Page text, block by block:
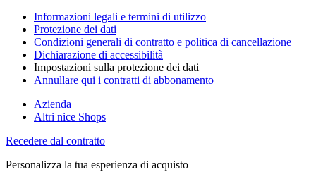
Informazioni legali e termini di utilizzo
Protezione dei dati
Condizioni generali di contratto e politica di cancellazione
Dichiarazione di accessibilità
Impostazioni sulla protezione dei dati
Annullare qui i contratti di abbonamento
Azienda
Altri nice Shops
Recedere dal contratto
Personalizza la tua esperienza di acquisto